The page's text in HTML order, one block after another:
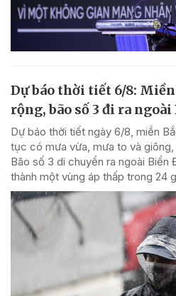
Dự báo thời tiết 6/8:
rộng, bão số 3 đi ra
Dự báo thời tiết ngày 6/8, miền
tục có mưa vừa, mưa to và
Bão số 3 di chuyển ra ngoài Biển
thành một vùng áp thấp trong 24